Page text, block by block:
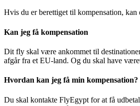
Hvis du er berettiget til kompensation,
Kan jeg få kompensation
Dit fly skal være ankommet til
afgår fra et EU-land. Og du skal have
Hvordan kan jeg få min kompensation?
Du skal kontakte FlyEgypt for at få